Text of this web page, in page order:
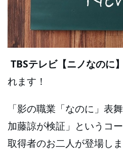
TBSテレビ【ニノなのに】
れます！
「影の職業「なのに」表
加藤諒が検証」というコ
取得者のお二人が登場しま